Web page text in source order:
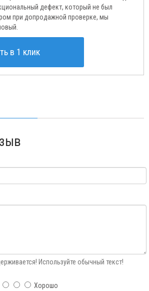
дефект, который не был
при допродажной проверке, мы
в 1 клик
Используйте обычный текст!
Хорошо